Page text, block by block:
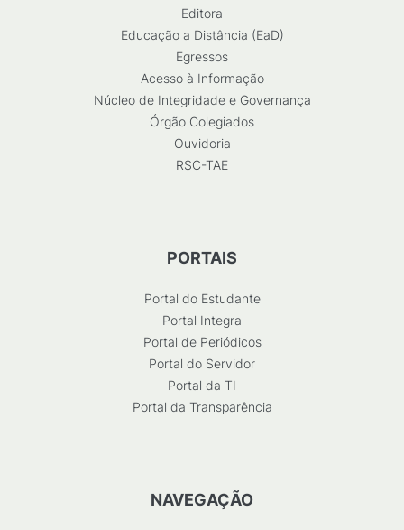
Editora
Educação a Distância (EaD)
Egressos
Acesso à Informação
Núcleo de Integridade e Governança
Órgão Colegiados
Ouvidoria
RSC-TAE
PORTAIS
Portal do Estudante
Portal Integra
Portal de Periódicos
Portal do Servidor
Portal da TI
Portal da Transparência
NAVEGAÇÃO